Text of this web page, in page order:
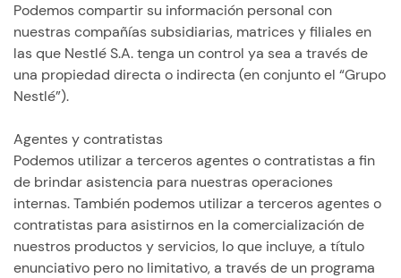
Podemos compartir su información personal con
nuestras compañías subsidiarias, matrices y filiales en
las que Nestlé S.A. tenga un control ya sea a través de
una propiedad directa o indirecta (en conjunto el “Grupo
Nestlé”).
Agentes y contratistas
Podemos utilizar a terceros agentes o contratistas a fin
de brindar asistencia para nuestras operaciones
internas. También podemos utilizar a terceros agentes o
contratistas para asistirnos en la comercialización de
nuestros productos y servicios, lo que incluye, a título
enunciativo pero no limitativo, a través de un programa